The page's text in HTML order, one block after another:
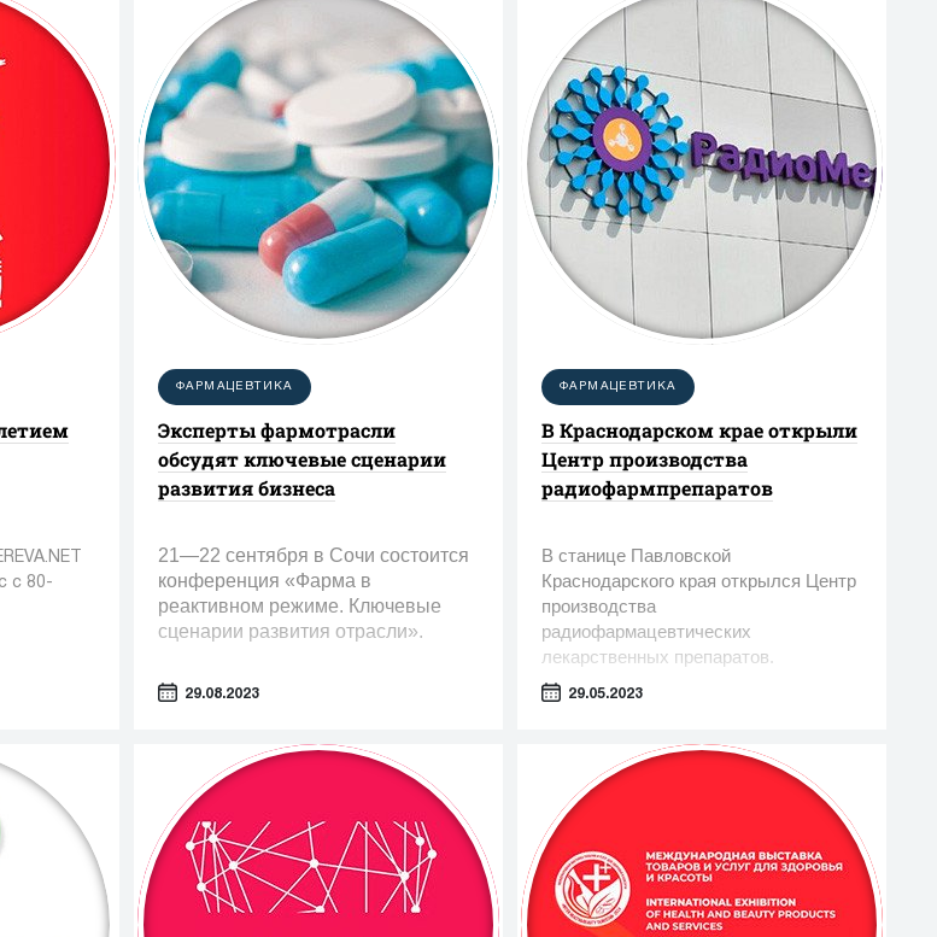
с 80-
ФАРМАЦЕВТИКА
Эксперты фармотрасли
обсудят ключевые сценарии
развития бизнеса
21—22 сентября в Сочи состоится
конференция «Фарма в
реактивном режиме. Ключевые
сценарии развития отрасли».
29.08.2023
ФАРМАЦЕВТИКА
В Краснодарском крае открыли
Центр производства
радиофармпрепаратов
В станице Павловской
Краснодарского края открылся Центр
производства
радиофармацевтических
лекарственных препаратов.
29.05.2023